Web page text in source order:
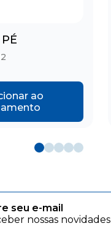
ao
seu e-mail
nossas novidades